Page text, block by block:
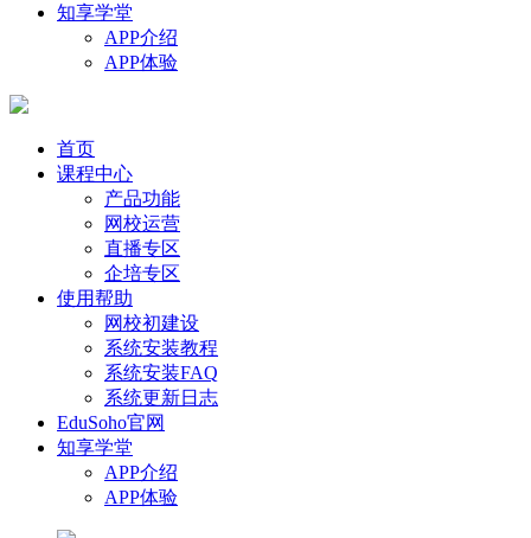
知享学堂
APP介绍
APP体验
首页
课程中心
产品功能
网校运营
直播专区
企培专区
使用帮助
网校初建设
系统安装教程
系统安装FAQ
系统更新日志
EduSoho官网
知享学堂
APP介绍
APP体验